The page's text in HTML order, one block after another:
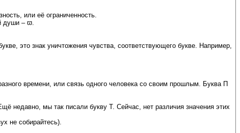
или её ограниченность.
души – ϖ.
это знак уничтожения чувства, соответствующего букве. Например,
времени, или связь одного человека со своим прошлым. Буква П
недавно, мы так писали букву Т. Сейчас, нет различия значения этих
не собирайтесь).